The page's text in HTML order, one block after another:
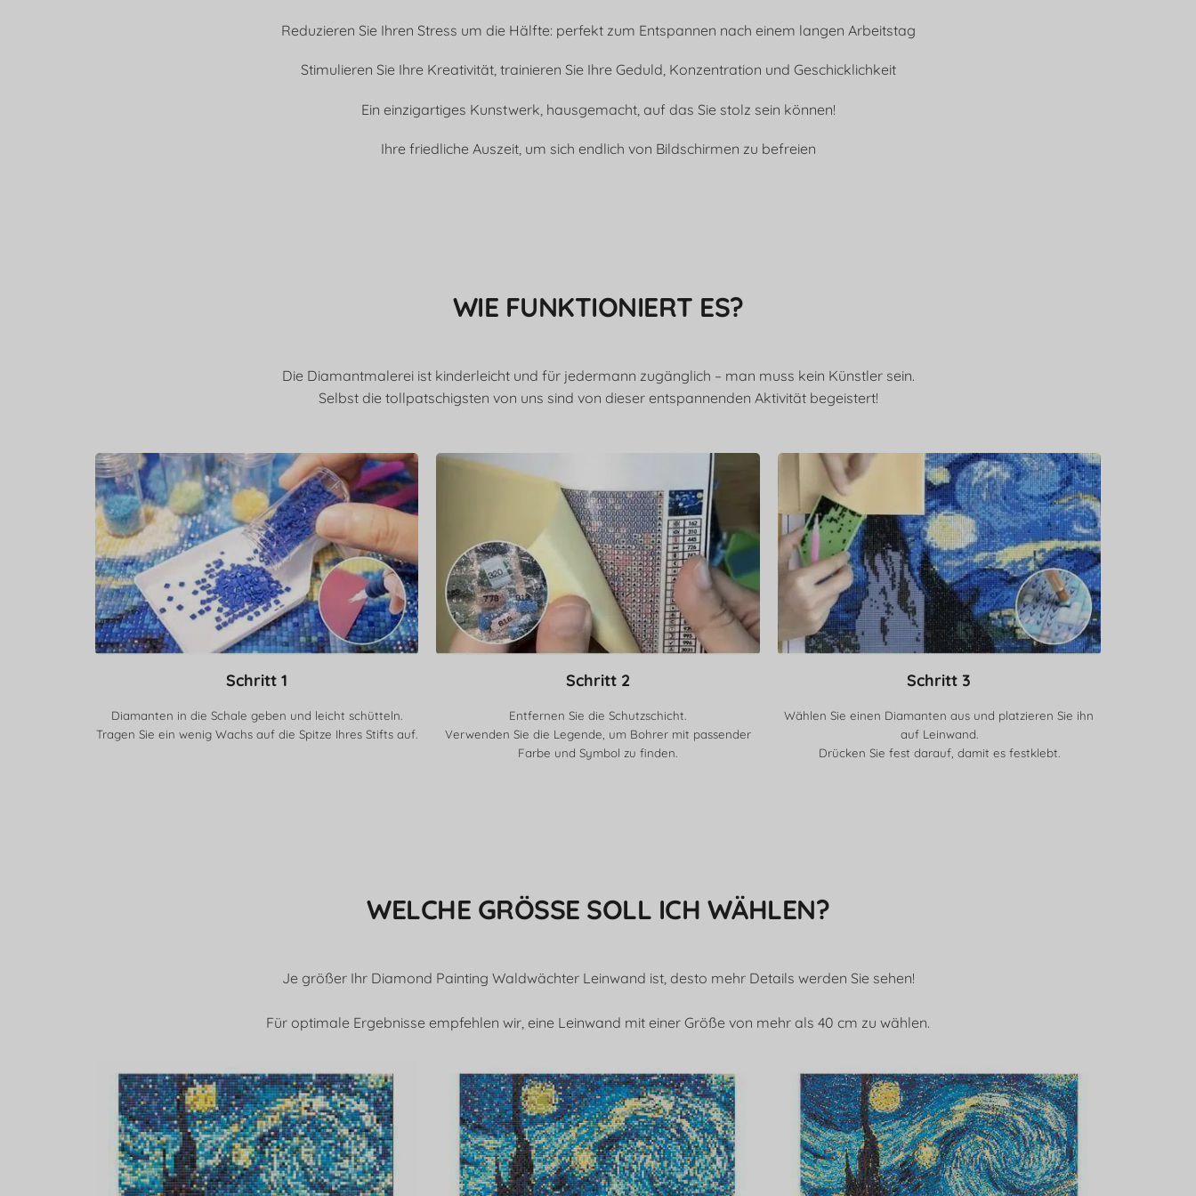
Reduzieren Sie Ihren Stress um die Hälfte: perfekt zum Entspannen nach einem langen Arbeitstag
Stimulieren Sie Ihre Kreativität, trainieren Sie Ihre Geduld, Konzentration und Geschicklichkeit
Ein einzigartiges Kunstwerk, hausgemacht, auf das Sie stolz sein können!
Ihre friedliche Auszeit, um sich endlich von Bildschirmen zu befreien
WIE FUNKTIONIERT ES?
Die Diamantmalerei ist kinderleicht und für jedermann zugänglich – man muss kein Künstler sein.
Selbst die tollpatschigsten von uns sind von dieser entspannenden Aktivität begeistert!
Schritt 1
Diamanten in die Schale geben und leicht schütteln.
Tragen Sie ein wenig Wachs auf die Spitze Ihres Stifts auf.
Schritt 2
Entfernen Sie die Schutzschicht.
Verwenden Sie die Legende, um Bohrer mit passender
Farbe und Symbol zu finden.
Schritt 3
Wählen Sie einen Diamanten aus und platzieren Sie ihn
auf Leinwand.
Drücken Sie fest darauf, damit es festklebt.
WELCHE GRÖSSE SOLL ICH WÄHLEN?
Je größer Ihr Diamond Painting Waldwächter Leinwand ist, desto mehr Details werden Sie sehen!
Für optimale Ergebnisse empfehlen wir, eine Leinwand mit einer Größe von mehr als 40 cm zu wählen.